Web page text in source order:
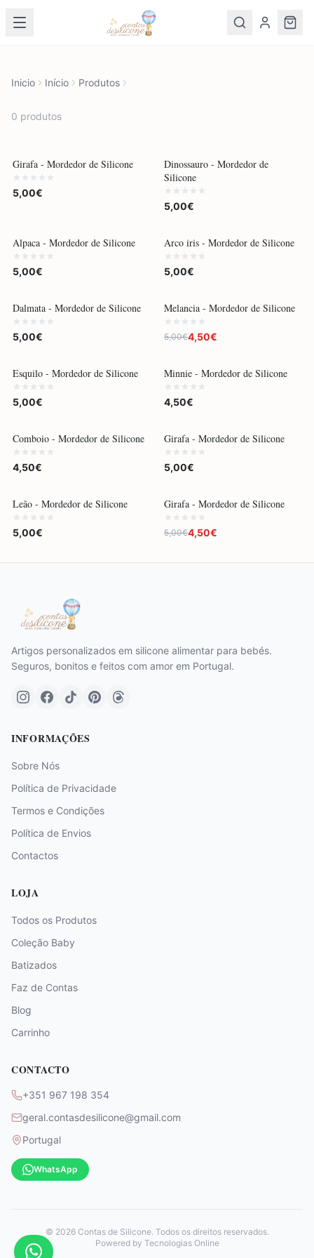
Inicio Início Produtos
0 produtos
Girafa - Mordedor de Silicone
5,00€
Dinossauro - Mordedor de
Silicone
5,00€
Alpaca - Mordedor de Silicone
5,00€
Arco iris - Mordedor de Silicone
5,00€
Dalmata - Mordedor de Silicone
5,00€
Melancia - Mordedor de Silicone
5,00€4,50€
Esquilo - Mordedor de Silicone
5,00€
Minnie - Mordedor de Silicone
4,50€
Comboio - Mordedor de Silicone
4,50€
Girafa - Mordedor de Silicone
5,00€
Leão - Mordedor de Silicone
5,00€
Girafa - Mordedor de Silicone
5,00€4,50€
Artigos personalizados em silicone alimentar para bebés.
Seguros, bonitos e feitos com amor em Portugal.
INFORMAÇÕES
Sobre Nós
Política de Privacidade
Termos e Condições
Política de Envios
Contactos
LOJA
Todos os Produtos
Coleção Baby
Batizados
Faz de Contas
Blog
Carrinho
CONTACTO
+351 967 198 354
geral.contasdesilicone@gmail.com
Portugal
WhatsApp
© 2026Contas de Silicone. Todos os direitos reservados.
Powered by Tecnologias Online